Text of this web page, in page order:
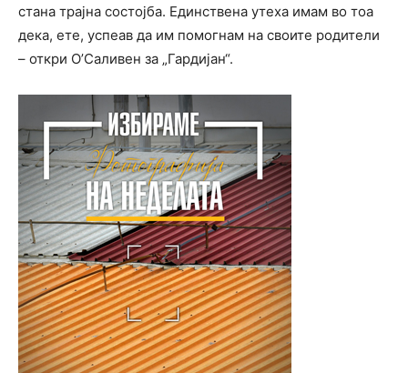
стана трајна состојба. Единствена утеха имам во тоа
дека, ете, успеав да им помогнам на своите родители
– откри О’Саливен за „Гардијан“.